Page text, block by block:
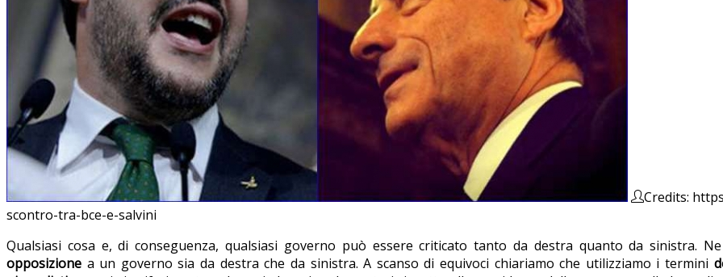
Credits:
scontro-tra-bce-e-salvini
Qualsiasi cosa e, di conseguenza, qualsiasi governo può essere criticato tanto da destra quanto da sinistra.
opposizione a un governo sia da destra che da sinistra. A scanso di equivoci chiariamo che utilizziamo i termini